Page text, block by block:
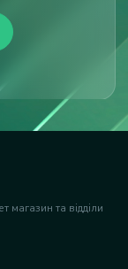
магазин та відділи